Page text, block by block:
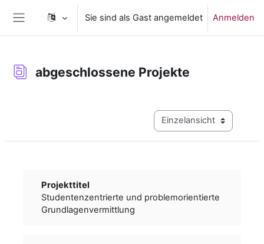
Website-Übersicht
Sie sind als Gast angemeldet Anmelden
abgeschlossene Projekte
Modus Tertiärnavigation
Projekttitel
Studentenzentrierte und problemorientierte
Grundlagenvermittlung